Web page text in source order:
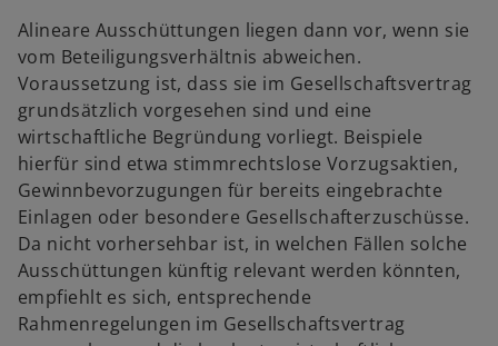
Alineare Ausschüttungen liegen dann vor, wenn sie
vom Beteiligungsverhältnis abweichen.
Voraussetzung ist, dass sie im Gesellschaftsvertrag
grundsätzlich vorgesehen sind und eine
wirtschaftliche Begründung vorliegt. Beispiele
hierfür sind etwa stimmrechtslose Vorzugsaktien,
Gewinnbevorzugungen für bereits eingebrachte
Einlagen oder besondere Gesellschafterzuschüsse.
Da nicht vorhersehbar ist, in welchen Fällen solche
Ausschüttungen künftig relevant werden könnten,
empfiehlt es sich, entsprechende
Rahmenregelungen im Gesellschaftsvertrag